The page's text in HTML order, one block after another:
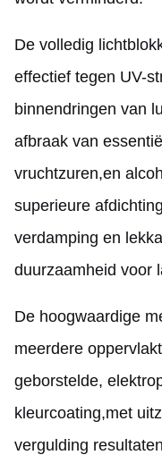
De volledig
effectief tegen UV-
binnendringen van
afbraak van
vruchtzuren,en
superieure
verdamping en
duurzaamheid voor
De hoogwaardige
meerdere
geborstelde,
kleurcoating,met
vergulding